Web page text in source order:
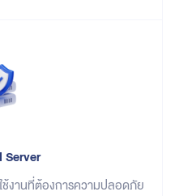
Server
งานที่ต้องการความปลอดภัย